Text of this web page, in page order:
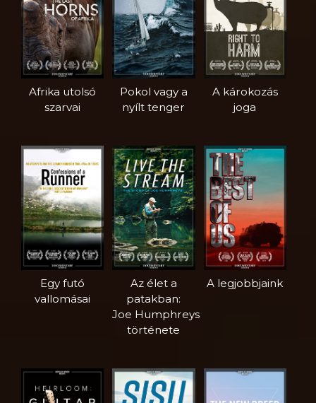
Afrika utolsó
szarvai
Pokol vagy a
nyílt tenger
A károkozás
joga
Egy futó
vallomásai
Az élet a
patakban:
Joe Humphreys
története
A legjobbjaink